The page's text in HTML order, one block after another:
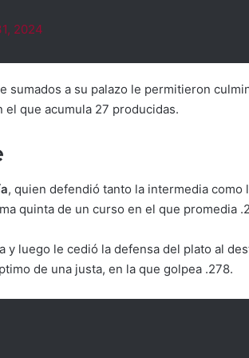
2024
sumados a su palazo le permitieron
que acumula 27 producidas.
, quien defendió tanto la intermedia
quinta de un curso en el que promedia
y luego le cedió la defensa del plato al
de una justa, en la que golpea .278.